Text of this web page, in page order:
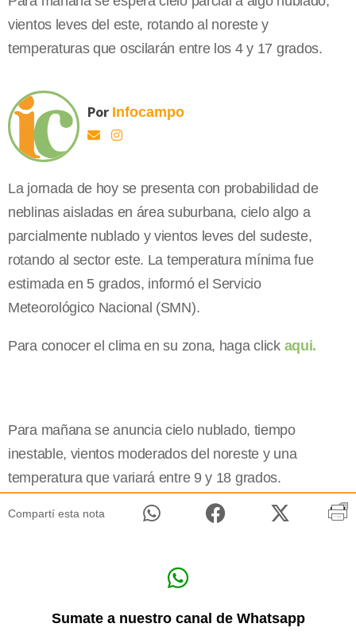
vientos leves del este, rotando al noreste y
temperaturas que oscilarán entre los 4 y 17 grados.
Por Infocampo
La jornada de hoy se presenta con probabilidad de
neblinas aisladas en área suburbana, cielo algo a
parcialmente nublado y vientos leves del sudeste,
rotando al sector este. La temperatura mínima fue
estimada en 5 grados, informó el Servicio
Meteorológico Nacional (SMN).
Para conocer el clima en su zona, haga click aqui.
Para mañana se anuncia cielo nublado, tiempo
inestable, vientos moderados del noreste y una
temperatura que variará entre 9 y 18 grados.
Compartí esta nota
Sumate a nuestro canal de Whatsapp